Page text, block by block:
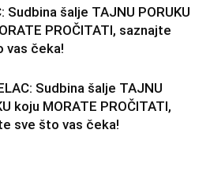
Sudbina šalje TAJNU PORUKU
PROČITATI, saznajte
vas čeka!
Sudbina šalje TAJNU
koju MORATE PROČITATI,
sve što vas čeka!